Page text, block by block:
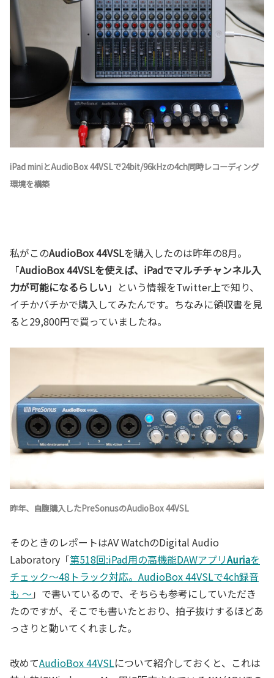
iPad miniとAudioBox 44VSLで24bit/96kHzの4ch同時レコーディング
環境を構築
私がこのAudioBox 44VSLを購入したのは昨年の8月。
「AudioBox 44VSLを使えば、iPadでマルチチャンネル入
力が可能になるらしい 」という情報をTwitter上で知り、
イチかバチかで購入してみたんです。ちなみに領収書を見
ると29,800円で買っていましたね。
昨年、自腹購入したPreSonusのAudioBox 44VSL
そのときのレポートはAV WatchのDigital Audio
Laboratory「第518回:iPad用の高機能DAWアプリAuriaを
チェック～48トラック対応。AudioBox 44VSLで4ch録音
も ～」で書いているので、そちらも参考にしていただき
たのですが、そこでも書いたとおり、拍子抜けするほどあ
っさりと動いてくれました。
改めてAudioBox 44VSLについて紹介しておくと、これは